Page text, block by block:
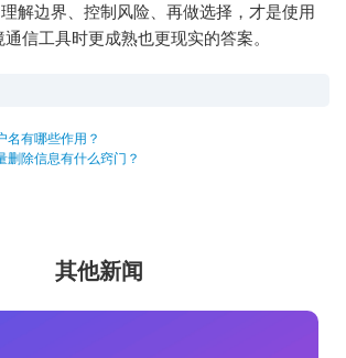
解边界、控制风险、再做选择，才是使用
信工具时更成熟也更现实的答案。
名有哪些作用？
删除信息有什么窍门？
其他新闻